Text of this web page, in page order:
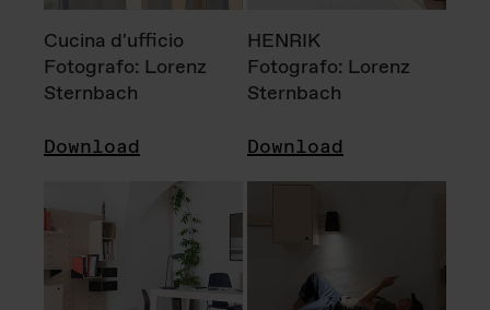
Cucina d'ufficio
Fotografo: Lorenz
Sternbach
Download
HENRIK
Fotografo: Lorenz
Sternbach
Download